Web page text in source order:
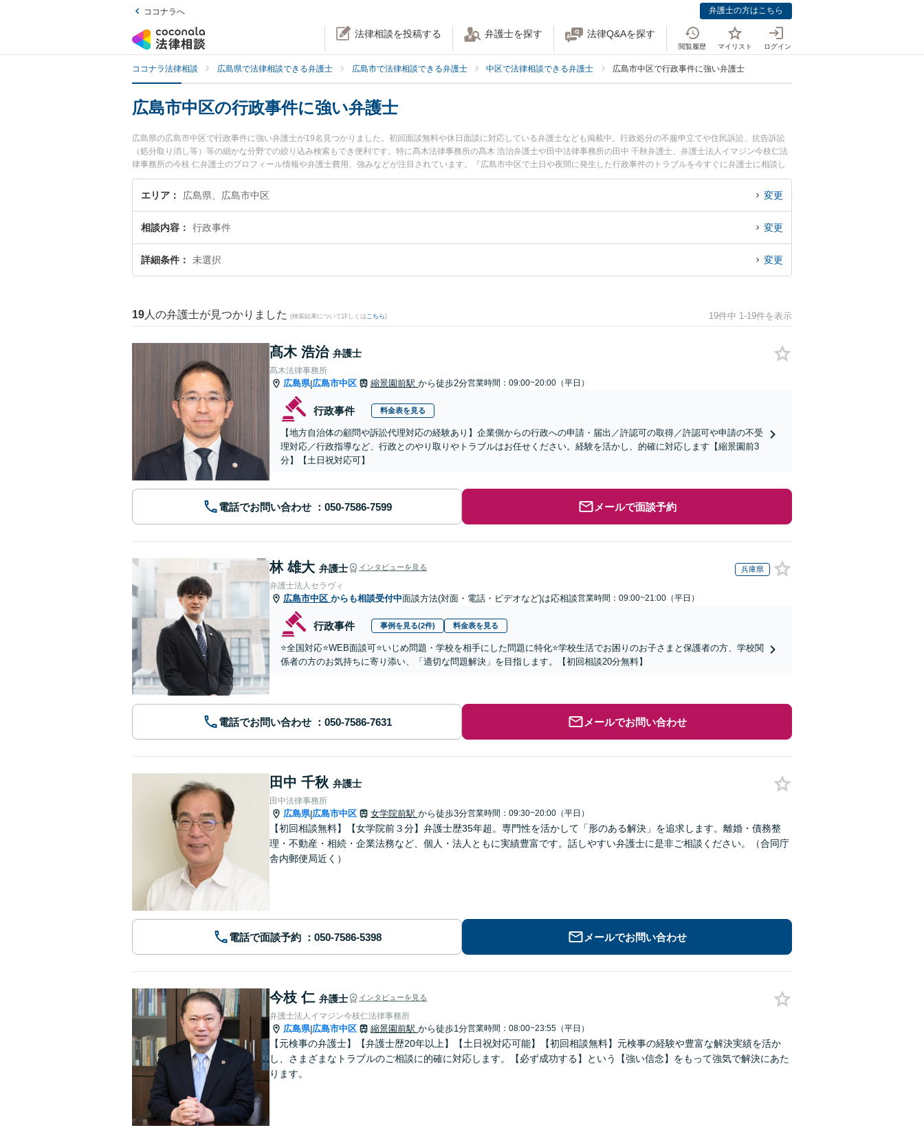
ココナラへ 弁護士の方はこちら
法律相談を投稿する 弁護士を探す 法律Q&Aを探す
閲覧履歴 マイリスト ログイン
ココナラ法律相談 広島県で法律相談できる弁護士 広島市で法律相談できる弁護士 中区で法律相談できる弁護士 広島市中区で行政事件に強い弁護士
広島市中区の行政事件に強い弁護士
広島県の広島市中区で行政事件に強い弁護士が19名見つかりました。初回面談無料や休日面談に対応している弁護士なども掲載中。行政処分の不服申立てや住民訴訟、抗告訴訟
（処分取り消し等）等の細かな分野での絞り込み検索もでき便利です。特に髙木法律事務所の髙木 浩治弁護士や田中法律事務所の田中 千秋弁護士、弁護士法人イマジン今枝仁法
律事務所の今枝 仁弁護士のプロフィール情報や弁護士費用、強みなどが注目されています。『広島市中区で土日や夜間に発生した行政事件のトラブルを今すぐに弁護士に相談し
たい』『行政事件のトラブル解決の実績豊富な近くの弁護士を検索したい』『初回相談無料で行政事件を法律相談できる広島市中区内の弁護士に相談予約したい』などでお困りの
相談者さんにおすすめです。
エリア 広島県、広島市中区 変更
相談内容 行政事件 変更
詳細条件 未選択 変更
19 人の弁護士が見つかりました (検索結果について詳しくは こちら) 19件中 1-19件を表示
髙木 浩治 弁護士
髙木法律事務所
広島県|広島市中区 縮景園前駅 から徒歩2分営業時間：09:00~20:00（平日）
行政事件 料金表を見る
【地方自治体の顧問や訴訟代理対応の経験あり】企業側からの行政への申請・届出／許認可の取得／許認可や申請の不受
理対応／行政指導など、行政とのやり取りやトラブルはお任せください。経験を活かし、的確に対応します【縮景園前3
分】【土日祝対応可】
電話でお問い合わせ メールで面談予約
林 雄大 弁護士 インタビューを見る 兵庫県
弁護士法人セラヴィ
広島市中区 からも相談受付中面談方法(対面・電話・ビデオなど)は応相談営業時間：09:00~21:00（平日）
行政事件 事例を見る(2件) 料金表を見る
⭐️全国対応⭐️WEB面談可⭐️いじめ問題・学校を相手にした問題に特化⭐️学校生活でお困りのお子さまと保護者の方、学校関
係者の方のお気持ちに寄り添い、「適切な問題解決」を目指します。【初回相談20分無料】
電話でお問い合わせ メールでお問い合わせ
田中 千秋 弁護士
田中法律事務所
広島県|広島市中区 女学院前駅 から徒歩3分営業時間：09:30~20:00（平日）
【初回相談無料】【女学院前３分】弁護士歴35年超。専門性を活かして「形のある解決」を追求します。離婚・債務整
理・不動産・相続・企業法務など、個人・法人ともに実績豊富です。話しやすい弁護士に是非ご相談ください。（合同庁
舎内郵便局近く）
電話で面談予約 メールでお問い合わせ
今枝 仁 弁護士 インタビューを見る
弁護士法人イマジン今枝仁法律事務所
広島県|広島市中区 縮景園前駅 から徒歩1分営業時間：08:00~23:55（平日）
【元検事の弁護士】【弁護士歴20年以上】【土日祝対応可能】【初回相談無料】元検事の経験や豊富な解決実績を活か
し、さまざまなトラブルのご相談に的確に対応します。【必ず成功する】という【強い信念】をもって強気で解決にあた
ります。